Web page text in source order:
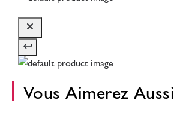
Vous Aimerez Aussi